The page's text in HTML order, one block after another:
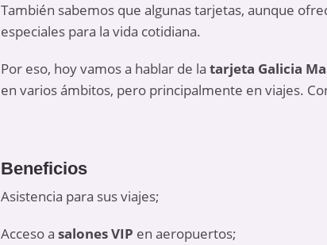
También sabemos que algunas tarjetas, aunque
especiales para la vida cotidiana.
Por eso, hoy vamos a hablar de la tarjeta Galicia
en varios ámbitos, pero principalmente en viajes.
Beneficios
Asistencia para sus viajes;
Acceso a salones VIP en aeropuertos;